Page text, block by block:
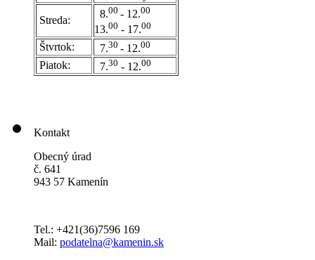
Streda:
8.00 - 12.00
13.00 - 17.00
Štvrtok: 7.30 - 12.00
Piatok: 7.30 - 12.00
Kontakt
Obecný úrad
č. 641
943 57 Kamenín
Tel.: +421(36)7596 169
Mail: podatelna@kamenin.sk